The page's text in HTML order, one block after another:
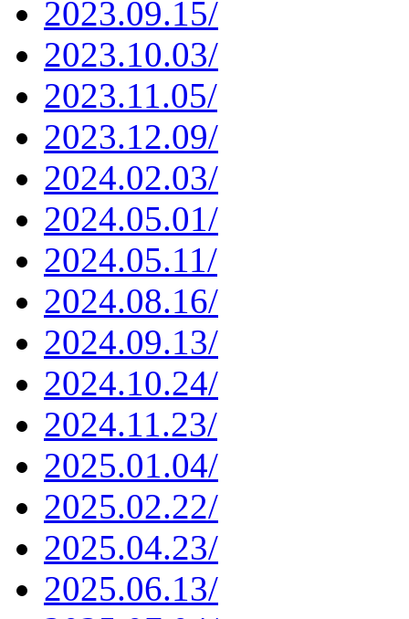
2023.09.15/
2023.10.03/
2023.11.05/
2023.12.09/
2024.02.03/
2024.05.01/
2024.05.11/
2024.08.16/
2024.09.13/
2024.10.24/
2024.11.23/
2025.01.04/
2025.02.22/
2025.04.23/
2025.06.13/